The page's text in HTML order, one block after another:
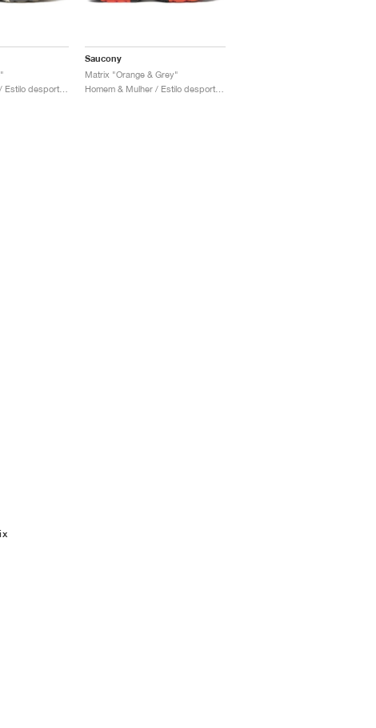
Homem & Mulher / Estilo desportivo / Sapatos
Saucony
Matrix "Orange & Grey"